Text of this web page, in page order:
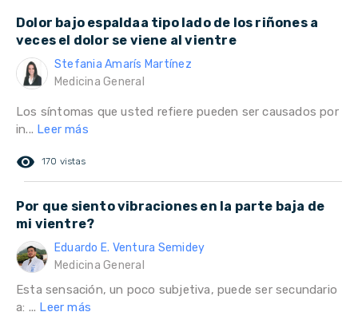
Dolor bajo espaldaa tipo lado de los riñones a
veces el dolor se viene al vientre
Stefania Amarís Martínez
Medicina General
Los síntomas que usted refiere pueden ser causados por
in... Leer más
remove_red_eye 170 vistas
Por que siento vibraciones en la parte baja de
mi vientre?
Eduardo E. Ventura Semidey
Medicina General
Esta sensación, un poco subjetiva, puede ser secundario
a: ... Leer más